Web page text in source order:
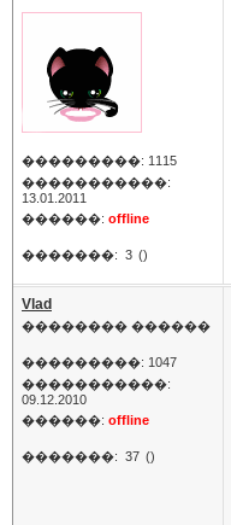
���������: 1115
�����������:
13.01.2011
������: offline
�������: 3 ()
Vlad
�������� ������
���������: 1047
�����������:
09.12.2010
������: offline
�������: 37 ()